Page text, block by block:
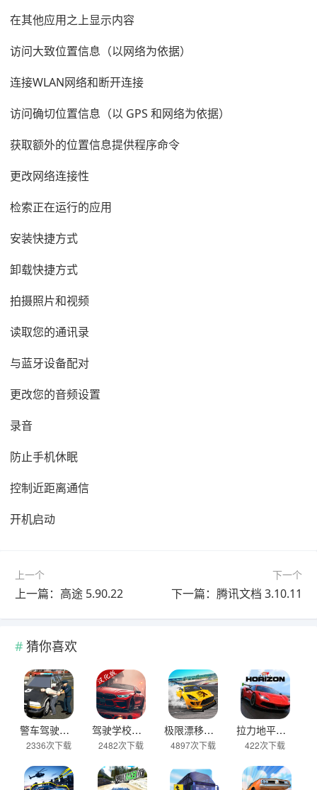
在其他应用之上显示内容
访问大致位置信息（以网络为依据）
连接WLAN网络和断开连接
访问确切位置信息（以 GPS 和网络为依据）
获取额外的位置信息提供程序命令
更改网络连接性
检索正在运行的应用
安装快捷方式
卸载快捷方式
拍摄照片和视频
读取您的通讯录
与蓝牙设备配对
更改您的音频设置
录音
防止手机休眠
控制近距离通信
开机启动
上一个
上一篇：高途 5.90.22
下一个
下一篇：腾讯文档 3.10.11
猜你喜欢
警车驾驶模拟器官方正版 v2.6安卓版
2336次下载
驾驶学校模拟汉化版(Driving School sim) v13.4安卓版
2482次下载
极限漂移与氮气赛车手游 v0.0.45安卓版
4897次下载
拉力地平线汉化版 v2.5.10安卓版
422次下载